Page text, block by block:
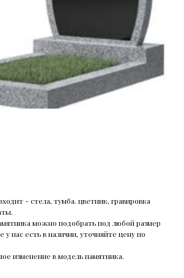
- стела, тумба. цветник, гравировка
можно подобрать под любой размер
у нас есть в наличии, уточняйте цену по
изменение в модель памятника.